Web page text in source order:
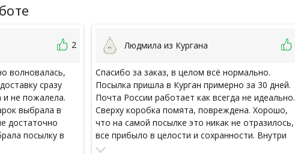
2
волновалась,
сразу
и не пожалела.
выбрала в
достаточно
посылку в
и уже всё
Людмила из Кургана
Спасибо за заказ, в целом всё нормально.
Посылка пришла в Курган примерно за 30 дней.
Почта России работает как всегда не идеально.
Сверху коробка помята, повреждена. Хорошо,
что на самой посылке это никак не отразилось,
все прибыло в целости и сохранности. Внутри
коробки вся продукция бала обернута крепкой